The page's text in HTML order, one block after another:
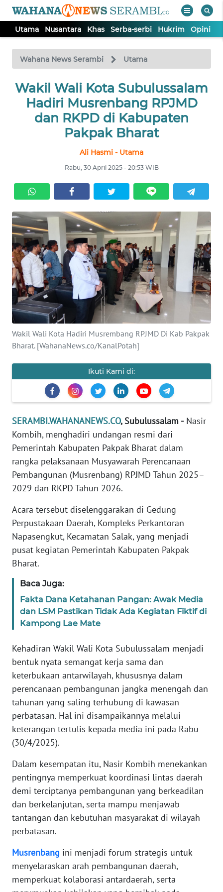
Utama Nusantara Khas Serba-serbi Hukrim Opini
Wahana News Serambi Utama
Wakil Wali Kota Subulussalam
Hadiri Musrenbang RPJMD
dan RKPD di Kabupaten
Pakpak Bharat
Ali Hasmi - Utama
Rabu, 30 April 2025 - 20:53 WIB
Wakil Wali Kota Hadiri Musrembang RPJMD Di Kab Pakpak
Bharat. [WahanaNews.co/KanalPotah]
Ikuti Kami di:
SERAMBI.WAHANANEWS.CO, Subulussalam -Nasir
Kombih, menghadiri undangan resmi dari
Pemerintah Kabupaten Pakpak Bharat dalam
rangka pelaksanaan Musyawarah Perencanaan
Pembangunan (Musrenbang) RPJMD Tahun 2025–
2029 dan RKPD Tahun 2026.
Acara tersebut diselenggarakan di Gedung
Perpustakaan Daerah, Kompleks Perkantoran
Napasengkut, Kecamatan Salak, yang menjadi
pusat kegiatan Pemerintah Kabupaten Pakpak
Bharat.
Baca Juga:
Fakta Dana Ketahanan Pangan: Awak Media
dan LSM Pastikan Tidak Ada Kegiatan Fiktif di
Kampong Lae Mate
Kehadiran Wakil Wali Kota Subulussalam menjadi
bentuk nyata semangat kerja sama dan
keterbukaan antarwilayah, khususnya dalam
perencanaan pembangunan jangka menengah dan
tahunan yang saling terhubung di kawasan
perbatasan. Hal ini disampaikannya melalui
keterangan tertulis kepada media ini pada Rabu
(30/4/2025).
Dalam kesempatan itu, Nasir Kombih menekankan
pentingnya memperkuat koordinasi lintas daerah
demi terciptanya pembangunan yang berkeadilan
dan berkelanjutan, serta mampu menjawab
tantangan dan kebutuhan masyarakat di wilayah
perbatasan.
Musrenbang ini menjadi forum strategis untuk
menyelaraskan arah pembangunan daerah,
memperkuat kolaborasi antardaerah, serta
TV
Tutup
UTAMA
NUSANTARA
SERBI
HUKRIM
OPINI
PERISTIWA
Informasi
INDEKS
BERITA
KONTAK
TENTANG
KAMI
PEDOMAN
MEDIA
REDAKSI
KARIR
DISCLAIMER
Wahana
Regional
WN
JAKARTA
WN
JABAR
WN
WN
NTT
WN
KEPRI
WN
PAPUA